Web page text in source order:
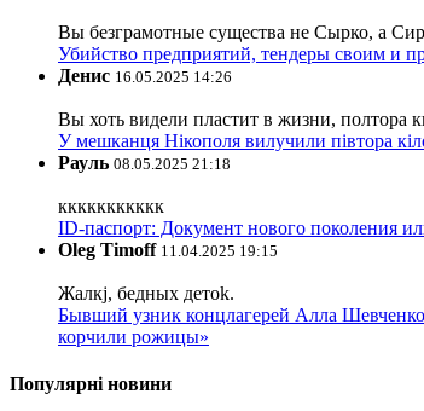
Вы безграмотные существа не Сырко, а
Убийство предприятий, тендеры своим и
Денис 16.05.2025 14:26
Вы хоть видели пластит в жизни, полтора
У мешканця Нікополя вилучили півтора
Рауль 08.05.2025 21:18
ккккккккккк
ID-паспорт: Документ нового поколения
Oleg Timoff 11.04.2025 19:15
Жалкj, бедных детok.
Бывший узник концлагерей Алла
корчили рожицы»
Популярні новини